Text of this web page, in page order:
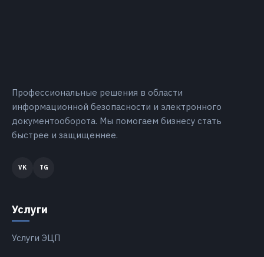
Профессиональные решения в области
информационной безопасности и электронного
документооборота. Мы помогаем бизнесу стать
быстрее и защищеннее.
Услуги
Услуги ЭЦП